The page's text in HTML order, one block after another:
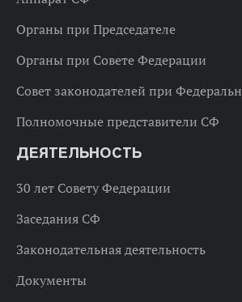
Органы при Председателе
Органы при Совете Федерации
Совет законодателей при
Полномочные представители СФ
ДЕЯТЕЛЬНОСТЬ
30 лет Совету Федерации
Заседания СФ
Законодательная деятельность
Документы